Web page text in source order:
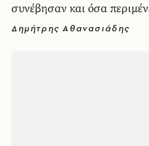
συνέβησαν και όσα
Δημήτρης Αθανασιάδης